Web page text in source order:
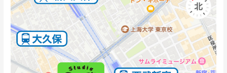
シ
ン